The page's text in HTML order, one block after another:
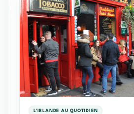
L'IRLANDE AU QUOTIDIEN